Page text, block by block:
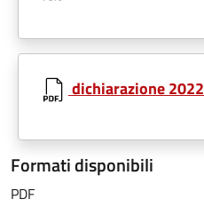
dichiarazione 2022
Formati disponibili
PDF